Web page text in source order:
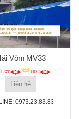
Vòm MV33
Liên hệ
0973.23.83.83